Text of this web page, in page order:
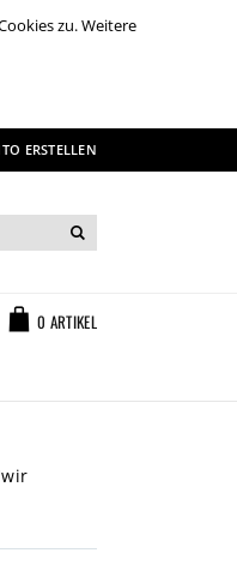
zu. Weitere
ERSTELLEN
0 ARTIKEL